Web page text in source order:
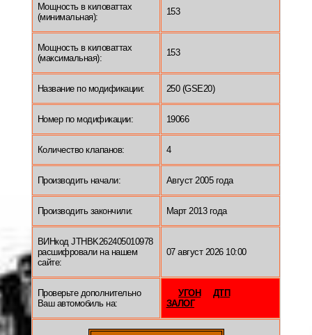
Мощность в киловаттах
(минимальная):
153
Мощность в киловаттах
(максимальная):
153
Название по модификации: 250 (GSE20)
Номер по модификации: 19066
Количество клапанов: 4
Производить начали: Август 2005 года
Производить закончили: Март 2013 года
ВИНкод JTHBK262405010978
расшифровали на нашем
сайте:
07 август 2026 10:00
Проверьте дополнительно
Ваш автомобиль на:
УГОН
ДТП
ЗАЛОГ